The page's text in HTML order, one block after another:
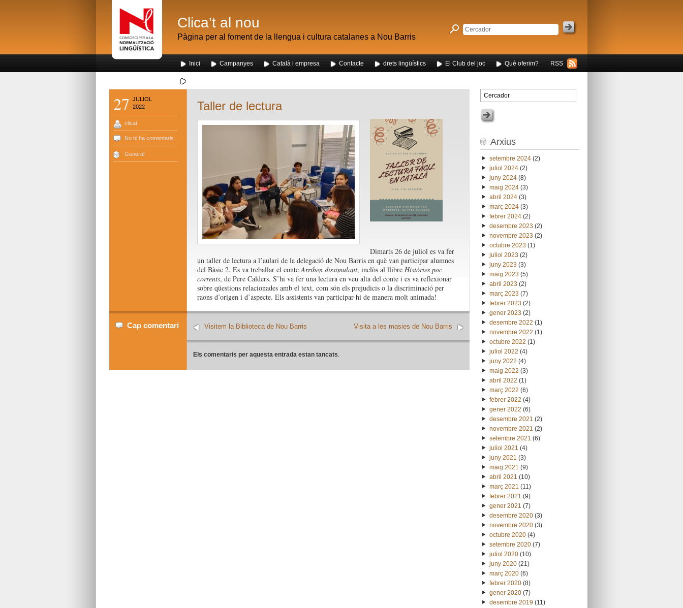
Clica’t al nou
Pàgina per al foment de la llengua i cultura catalanes a Nou Barris
RSS
Inici Campanyes Català i empresa Contacte drets lingüístics El Club del joc Què oferim?
27 JULIOL
2022
clicat
No hi ha comentaris
General
Taller de lectura
Dimarts 26 de juliol es va fer
un taller de lectura a l’aulari de la delegació de Nou Barris en què van participar alumnes
del Bàsic 2. Es va treballar el conteArriben dissimulant, inclòs al llibre Històries poc
corrents, de Pere Calders. S’hi va fer una lectura en veu alta del conte i es va reflexionar
sobre qüestions relacionades amb el text, com són els prejudicis o la discriminació per
raons d’origen i d’aspecte. Els assistents van participar-hi de manera molt animada!
Cap comentari Visita a les masies de Nou Barris
Visitem la Biblioteca de Nou Barris
Els comentaris per aquesta entrada estan tancats.
Arxius
setembre 2024(2)
juliol 2024(2)
juny 2024(8)
maig 2024(3)
abril 2024(3)
març 2024(3)
febrer 2024(2)
desembre 2023 (2)
novembre 2023 (2)
octubre 2023 (1)
juliol 2023 (2)
juny 2023 (3)
maig 2023 (5)
abril 2023 (2)
març 2023 (7)
febrer 2023 (2)
gener 2023 (2)
desembre 2022 (1)
novembre 2022 (1)
octubre 2022 (1)
juliol 2022 (4)
juny 2022 (4)
maig 2022 (3)
abril 2022 (1)
març 2022 (6)
febrer 2022 (4)
gener 2022 (6)
desembre 2021 (2)
novembre 2021 (2)
setembre 2021 (6)
juliol 2021 (4)
juny 2021 (3)
maig 2021 (9)
abril 2021 (10)
març 2021 (11)
febrer 2021 (9)
gener 2021 (7)
desembre 2020(3)
novembre 2020(3)
octubre 2020(4)
setembre 2020(7)
juliol 2020(10)
juny 2020(21)
març 2020(6)
febrer 2020(8)
gener 2020(7)
desembre 2019 (11)